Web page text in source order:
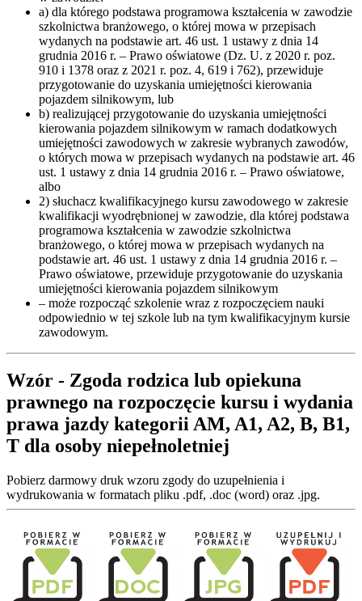
a) dla którego podstawa programowa kształcenia w zawodzie
szkolnictwa branżowego, o której mowa w przepisach
wydanych na podstawie art. 46 ust. 1 ustawy z dnia 14
grudnia 2016 r. – Prawo oświatowe (Dz. U. z 2020 r. poz.
910 i 1378 oraz z 2021 r. poz. 4, 619 i 762), przewiduje
przygotowanie do uzyskania umiejętności kierowania
pojazdem silnikowym, lub
b) realizującej przygotowanie do uzyskania umiejętności
kierowania pojazdem silnikowym w ramach dodatkowych
umiejętności zawodowych w zakresie wybranych zawodów,
o których mowa w przepisach wydanych na podstawie art. 46
ust. 1 ustawy z dnia 14 grudnia 2016 r. – Prawo oświatowe,
albo
2) słuchacz kwalifikacyjnego kursu zawodowego w zakresie
kwalifikacji wyodrębnionej w zawodzie, dla której podstawa
programowa kształcenia w zawodzie szkolnictwa
branżowego, o której mowa w przepisach wydanych na
podstawie art. 46 ust. 1 ustawy z dnia 14 grudnia 2016 r. –
Prawo oświatowe, przewiduje przygotowanie do uzyskania
umiejętności kierowania pojazdem silnikowym
– może rozpocząć szkolenie wraz z rozpoczęciem nauki
odpowiednio w tej szkole lub na tym kwalifikacyjnym kursie
zawodowym.
Wzór - Zgoda rodzica lub opiekuna
prawnego na rozpoczęcie kursu i wydania
prawa jazdy kategorii AM, A1, A2, B, B1,
T dla osoby niepełnoletniej
Pobierz darmowy druk wzoru zgody do uzupełnienia i
wydrukowania w formatach pliku .pdf, .doc (word) oraz .jpg.